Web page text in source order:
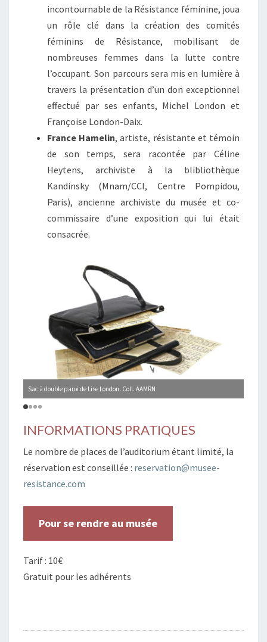
incontournable de la Résistance féminine, joua
un rôle clé dans la création des comités
féminins de Résistance, mobilisant de
nombreuses femmes dans la lutte contre
l’occupant. Son parcours sera mis en lumière à
travers la présentation d’un don exceptionnel
effectué par ses enfants, Michel London et
Françoise London-Daix.
France Hamelin, artiste, résistante et témoin
de son temps, sera racontée par Céline
Heytens, archiviste à la blibliothèque
Kandinsky (Mnam/CCI, Centre Pompidou,
Paris), ancienne archiviste du musée et co-
commissaire d’une exposition qui lui était
consacrée.
Sac à double paroi de Lise London. Coll. AAMRN
INFORMATIONS PRATIQUES
Le nombre de places de l’auditorium étant limité, la
réservation est conseillée : reservation@musee-
resistance.com
Pour se rendre au musée
Tarif : 10€
Gratuit pour les adhérents